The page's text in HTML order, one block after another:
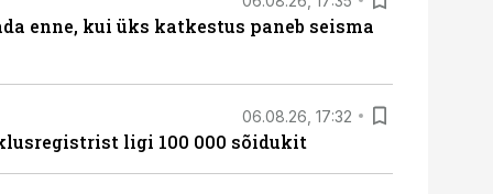
enne, kui üks katkestus paneb seisma
06.08.26, 17:32
ligi 100 000 sõidukit